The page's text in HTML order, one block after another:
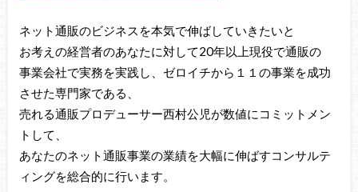
ネット通販のビジネスを本気で伸ばしていきたいと
お考えの経営者のあなたに対して20年以上現役で通販の
事業会社で実務を実践し、ゼロイチから１１の事業を成功
させた専門家である、
売れる通販プロデューサー西村公児が数値にコミットメン
トして、
あなたのネット通販事業の業績を大幅に伸ばすコンサルテ
ィングを総合的に行います。